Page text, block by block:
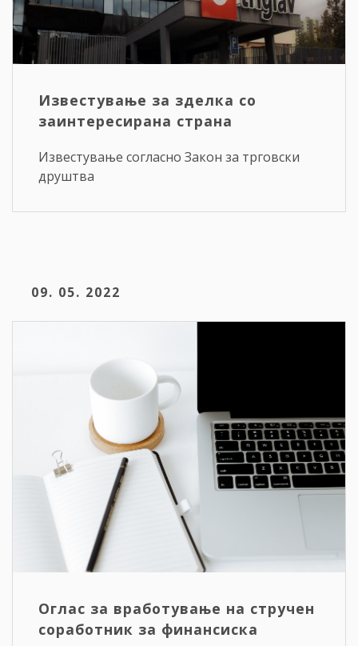
Известување за зделка со
заинтересирана страна
Известување согласно Закон за трговски
друштва
09. 05. 2022
Оглас за вработување на стручен
соработник за финансиска